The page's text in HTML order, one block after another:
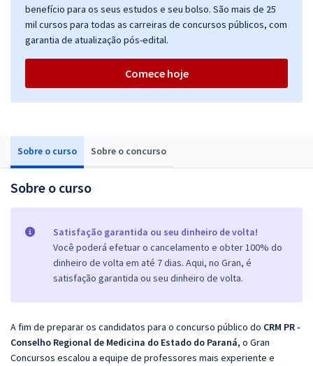
Sobre o curso Sobre o concurso
Sobre o curso
Satisfação garantida ou seu dinheiro de volta!
Você poderá efetuar o cancelamento e obter 100% do
dinheiro de volta em até 7 dias. Aqui, no Gran, é
satisfação garantida ou seu dinheiro de volta.
A fim de preparar os candidatos para o concurso público do CRM PR -
Conselho Regional de Medicina do Estado do Paraná, o Gran
Concursos escalou a equipe de professores mais experiente e
benefício para os seus estudos e seu bolso. São mais de 25
mil cursos para todas as carreiras de concursos públicos, com
garantia de atualização pós-edital.
Comece hoje